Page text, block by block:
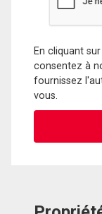
En cliquant
consentez à
fournissez
vous.